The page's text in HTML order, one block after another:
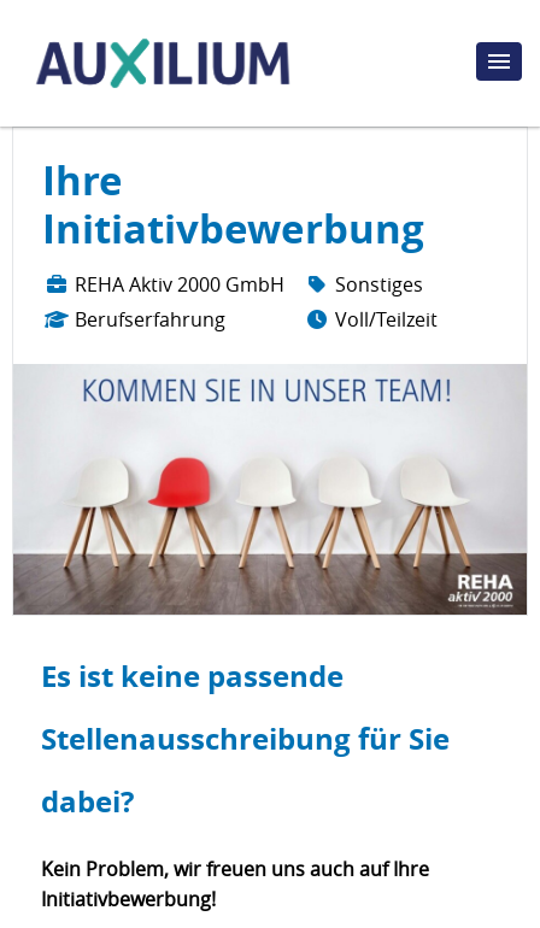
Ihre
Initiativbewerbung
REHA Aktiv 2000 GmbH
Berufserfahrung
Sonstiges
Voll/Teilzeit
Es ist keine passende
Stellenausschreibung für Sie
dabei?
Kein Problem, wir freuen uns auch auf Ihre
Initiativbewerbung!